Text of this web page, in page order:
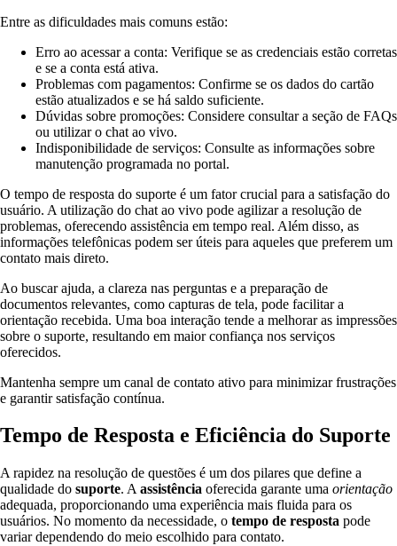
Entre as dificuldades mais comuns estão:
Erro ao acessar a conta: Verifique se as credenciais estão corretas
e se a conta está ativa.
Problemas com pagamentos: Confirme se os dados do cartão
estão atualizados e se há saldo suficiente.
Dúvidas sobre promoções: Considere consultar a seção de FAQs
ou utilizar o chat ao vivo.
Indisponibilidade de serviços: Consulte as informações sobre
manutenção programada no portal.
O tempo de resposta do suporte é um fator crucial para a satisfação do
usuário. A utilização do chat ao vivo pode agilizar a resolução de
problemas, oferecendo assistência em tempo real. Além disso, as
informações telefônicas podem ser úteis para aqueles que preferem um
contato mais direto.
Ao buscar ajuda, a clareza nas perguntas e a preparação de
documentos relevantes, como capturas de tela, pode facilitar a
orientação recebida. Uma boa interação tende a melhorar as impressões
sobre o suporte, resultando em maior confiança nos serviços
oferecidos.
Mantenha sempre um canal de contato ativo para minimizar frustrações
e garantir satisfação contínua.
Tempo de Resposta e Eficiência do Suporte
A rapidez na resolução de questões é um dos pilares que define a
qualidade do suporte. A assistência oferecida garante uma orientação
adequada, proporcionando uma experiência mais fluida para os
usuários. No momento da necessidade, o tempo de resposta pode
variar dependendo do meio escolhido para contato.